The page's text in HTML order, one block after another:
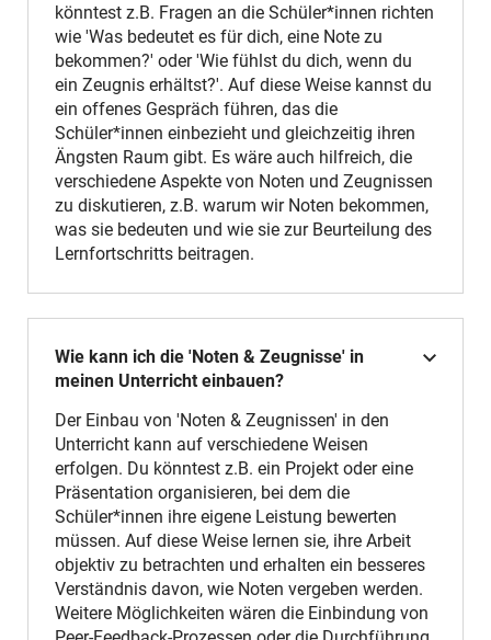
könntest z.B. Fragen an die Schüler*innen richten
wie 'Was bedeutet es für dich, eine Note zu
bekommen?' oder 'Wie fühlst du dich, wenn du
ein Zeugnis erhältst?'. Auf diese Weise kannst du
ein offenes Gespräch führen, das die
Schüler*innen einbezieht und gleichzeitig ihren
Ängsten Raum gibt. Es wäre auch hilfreich, die
verschiedene Aspekte von Noten und Zeugnissen
zu diskutieren, z.B. warum wir Noten bekommen,
was sie bedeuten und wie sie zur Beurteilung des
Lernfortschritts beitragen.
Wie kann ich die 'Noten & Zeugnisse' in
meinen Unterricht einbauen?
Der Einbau von 'Noten & Zeugnissen' in den
Unterricht kann auf verschiedene Weisen
erfolgen. Du könntest z.B. ein Projekt oder eine
Präsentation organisieren, bei dem die
Schüler*innen ihre eigene Leistung bewerten
müssen. Auf diese Weise lernen sie, ihre Arbeit
objektiv zu betrachten und erhalten ein besseres
Verständnis davon, wie Noten vergeben werden.
Weitere Möglichkeiten wären die Einbindung von